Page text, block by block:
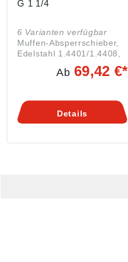
G 1 1/4
6 Varianten verfügbar
Muffen-Absperrschieber,
Edelstahl 1.4401/1.4408,
Mediumstemperatur max.
120 °C, G 1 1/4, DN 32,
Produktsicherheitsverordn
ung ((EU) 2023/988):
Ab69,42 €*
Details